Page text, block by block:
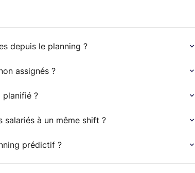
depuis le planning ?
assignés ?
planifié ?
salariés à un même shift ?
prédictif ?